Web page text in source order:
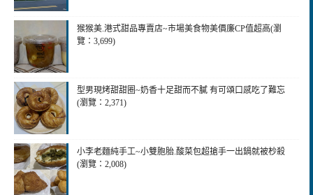
猴猴美.港式甜品專賣店~市場美食物美價廉CP值超高(瀏
覽：3,699)
型男現烤甜甜圈~奶香十足甜而不膩 有可頌口感吃了難忘
(瀏覽：2,371)
小李老麵純手工~小雙胞胎.酸菜包超搶手一出鍋就被杪殺
(瀏覽：2,008)